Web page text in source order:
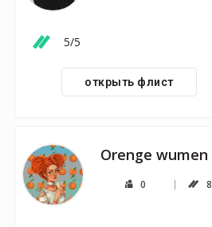
5/5
открыть флист
Orenge wumen
0 8